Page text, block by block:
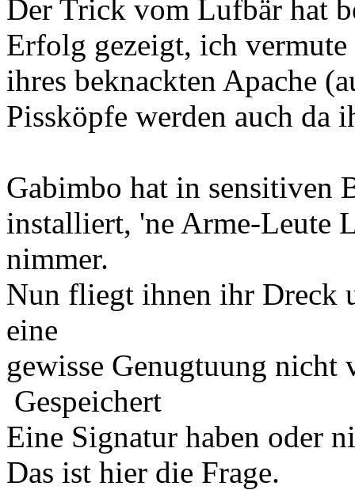
Der Trick vom Lufbär hat
Erfolg gezeigt, ich vermute
ihres beknackten Apache
Pissköpfe werden auch da
Gabimbo hat in sensitiven
installiert, 'ne Arme-Leute
nimmer.
Nun fliegt ihnen ihr Dreck
eine
gewisse Genugtuung nicht
Gespeichert
Eine Signatur haben oder
Das ist hier die Frage.